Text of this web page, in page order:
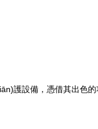
護設備，憑借其出色